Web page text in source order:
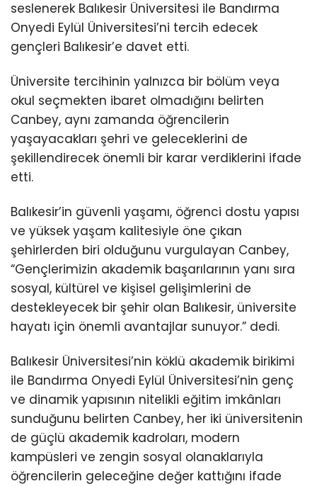
seslenerek Balıkesir Üniversitesi ile Bandırma
Onyedi Eylül Üniversitesi’ni tercih edecek
gençleri Balıkesir’e davet etti.
Üniversite tercihinin yalnızca bir bölüm veya
okul seçmekten ibaret olmadığını belirten
Canbey, aynı zamanda öğrencilerin
yaşayacakları şehri ve geleceklerini de
şekillendirecek önemli bir karar verdiklerini ifade
etti.
Balıkesir’in güvenli yaşamı, öğrenci dostu yapısı
ve yüksek yaşam kalitesiyle öne çıkan
şehirlerden biri olduğunu vurgulayan Canbey,
“Gençlerimizin akademik başarılarının yanı sıra
sosyal, kültürel ve kişisel gelişimlerini de
destekleyecek bir şehir olan Balıkesir, üniversite
hayatı için önemli avantajlar sunuyor.” dedi.
Balıkesir Üniversitesi’nin köklü akademik birikimi
ile Bandırma Onyedi Eylül Üniversitesi’nin genç
ve dinamik yapısının nitelikli eğitim imkânları
sunduğunu belirten Canbey, her iki üniversitenin
de güçlü akademik kadroları, modern
kampüsleri ve zengin sosyal olanaklarıyla
öğrencilerin geleceğine değer kattığını ifade